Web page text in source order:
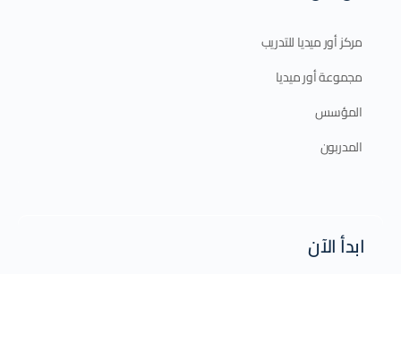
مركز أور ميديا للتدريب
مجموعة أور ميديا
المؤسس
المدربون
ابدأ الآن